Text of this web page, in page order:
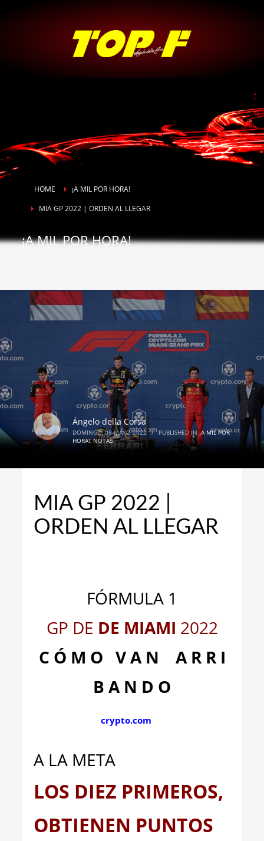
HOME
¡A MIL POR HORA!
MIA GP 2022 | ORDEN AL LLEGAR
¡A MIL POR HORA!
Ángelo della Corsa
DOMINGO, 08 MAYO 2022 / PUBLISHED IN¡A MIL POR
HORA!,NOTAS
MIA GP 2022 |
ORDEN AL LLEGAR
FÓRMULA 1
GP DE DE MIAMI 2022
C Ó M O V A N A R R I
B A N D O
crypto.com
A LA META
LOS DIEZ PRIMEROS,
OBTIENEN PUNTOS